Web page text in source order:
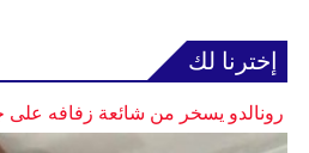
إخترنا لك
رونالدو يسخر من شائعة زفافه على